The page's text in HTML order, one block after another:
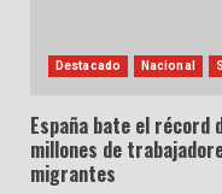
Destacado Nacional
España bate el récord
millones de
migrantes